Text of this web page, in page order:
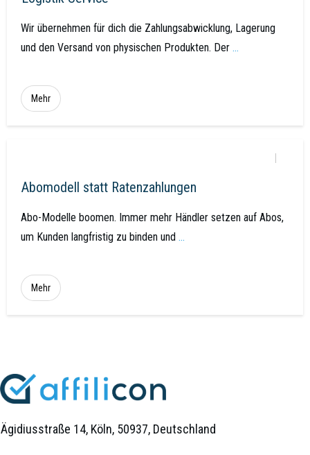
Wir übernehmen für dich die Zahlungsabwicklung, Lagerung
und den Versand von physischen Produkten. Der ...
Mehr
Abomodell statt Ratenzahlungen
Abo-Modelle boomen. Immer mehr Händler setzen auf Abos,
um Kunden langfristig zu binden und ...
Mehr
Ägidiusstraße 14, Köln, 50937, Deutschland